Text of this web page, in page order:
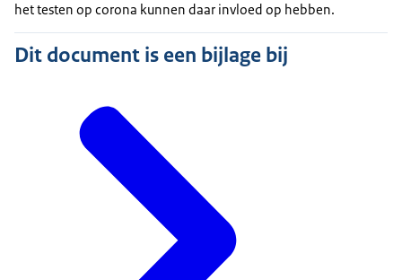
het testen op corona kunnen daar invloed op hebben.
Dit document is een bijlage bij